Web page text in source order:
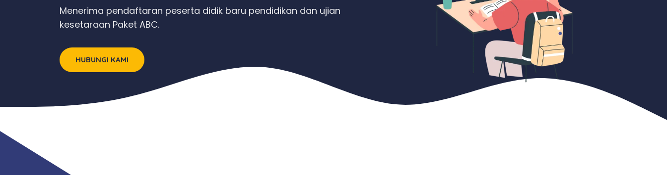
Menerima pendaftaran peserta didik baru pendidikan dan ujian
kesetaraan Paket ABC.
HUBUNGI KAMI